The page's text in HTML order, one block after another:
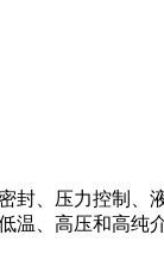
、压力控制
、高压和高